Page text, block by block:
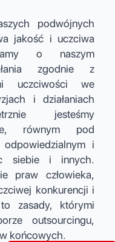
podwójnych
jakość i uczciwa
o naszym
zgodnie z
uczciwości we
i działaniach
jesteśmy
równym pod
odpowiedzialnym i
siebie i innych.
praw człowieka,
konkurencji i
zasady, którymi
outsourcingu,
końcowych.